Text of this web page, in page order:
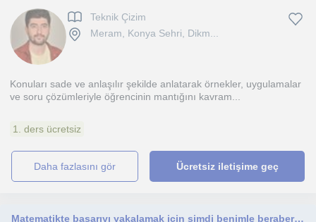
Teknik Çizim
Meram, Konya Sehri, Dikm...
Konuları sade ve anlaşılır şekilde anlatarak örnekler, uygulamalar
ve soru çözümleriyle öğrencinin mantığını kavram...
1. ders ücretsiz
daha fazlasını gör Ücretsiz iletişime geç
Matematikte başarıyı yakalamak için şimdi benimle beraber çalışmaya başlayın